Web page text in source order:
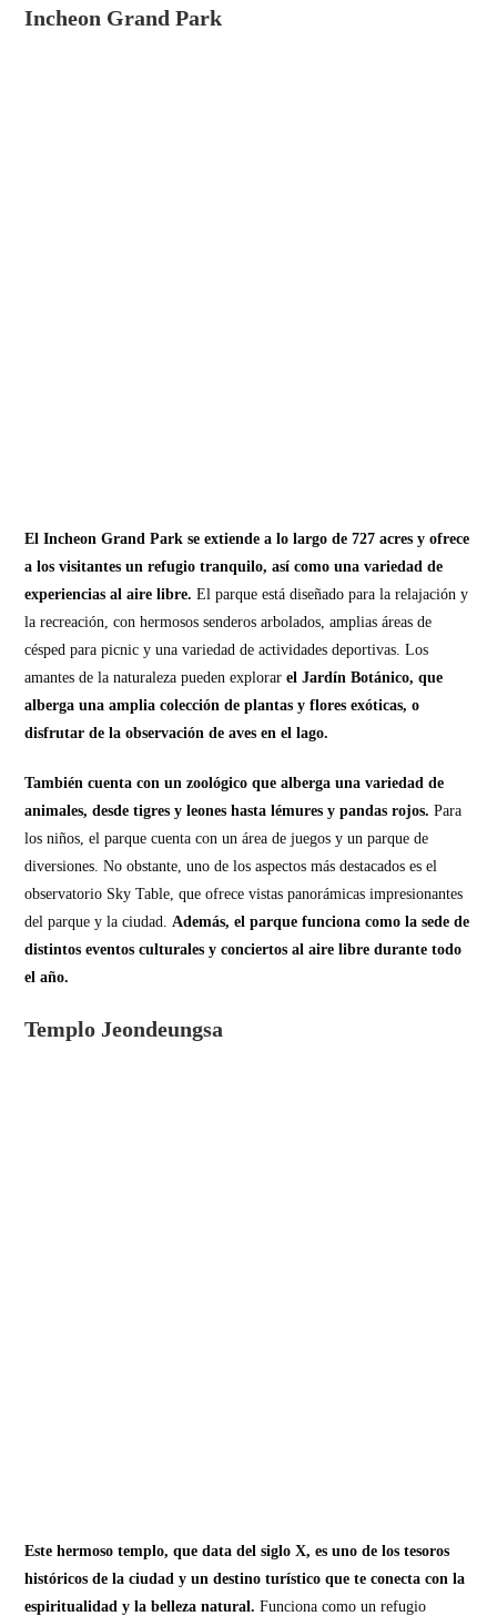
Incheon Grand Park
El Incheon Grand Park se extiende a lo largo de 727 acres y ofrece
a los visitantes un refugio tranquilo, así como una variedad de
experiencias al aire libre.El parque está diseñado para la relajación y
la recreación, con hermosos senderos arbolados, amplias áreas de
césped para picnic y una variedad de actividades deportivas. Los
amantes de la naturaleza pueden explorarel Jardín Botánico, que
alberga una amplia colección de plantas y flores exóticas, o
disfrutar de la observación de aves en el lago.
También cuenta con un zoológico que alberga una variedad de
animales, desde tigres y leones hasta lémures y pandas rojos. Para
los niños, el parque cuenta con un área de juegos y un parque de
diversiones. No obstante, uno de los aspectos más destacados es el
observatorio Sky Table, que ofrece vistas panorámicas impresionantes
del parque y la ciudad.Además, el parque funciona como la sede de
distintos eventos culturales y conciertos al aire libre durante todo
el año.
Templo Jeondeungsa
Este hermoso templo, que data del siglo X, es uno de los tesoros
históricos de la ciudad y un destino turístico que te conecta con la
espiritualidad y la belleza natural. Funciona como un refugio